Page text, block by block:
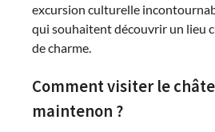
excursion culturelle
qui souhaitent découvrir un lieu
de charme.
Comment visiter le
maintenon ?